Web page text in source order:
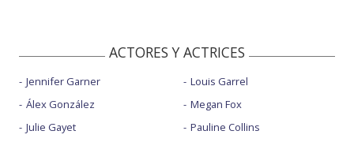
ACTORES Y ACTRICES
Jennifer Garner
Álex González
Julie Gayet
Louis Garrel
Megan Fox
Pauline Collins